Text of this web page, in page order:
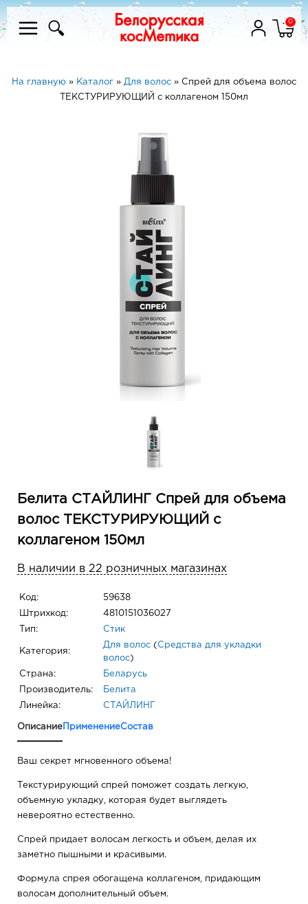
0
На главную » Каталог » Для волос » Спрей для объема волос
ТЕКСТУРИРУЮЩИЙ с коллагеном 150мл
Белита СТАЙЛИНГ Спрей для объема
волос ТЕКСТУРИРУЮЩИЙ с
коллагеном 150мл
В наличии в 22 розничных магазинах
Код: 59638
Штрихкод: 4810151036027
Тип: Стик
Категория:
Для волос ( Средства для укладки
волос)
Страна: Беларусь
Производитель: Белита
Линейка: СТАЙЛИНГ
Описание ПрименениеСостав
Ваш секрет мгновенного объема!
Текстурирующий спрей поможет создать легкую,
объемную укладку, которая будет выглядеть
невероятно естественно.
Спрей придает волосам легкость и объем, делая их
заметно пышными и красивыми.
Формула спрея обогащена коллагеном, придающим
волосам дополнительный объем.